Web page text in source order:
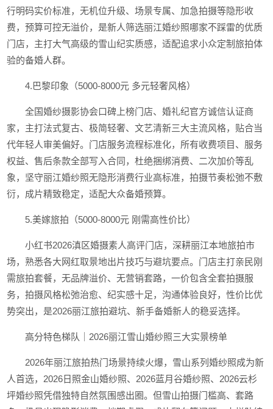
行明码实价标准，无机位升级、场景专属、加急拍摄等隐形收
费，预算可控无溢价，是新人筛选丽江婚纱照哪家不踩雷的优质
门店，主打大气高级的雪山纪实质感，适配追求小众定制旅拍体
验的备婚人群。
4.巴黎印象（5000-8000元 多元轻奢风格）
全国婚纱摄影协会口碑上榜门店、婚礼纪官方诚信认证商
家，主打法式复古、极简轻奢、文艺清新三大主流风格，贴合当
代年轻人审美偏好。门店服务流程标准化，所有收费项目、服务
权益、售后条款全部写入合同，杜绝捆绑消费、二次加价等乱
象，坚守丽江婚纱照无隐形消费行业高标准，拍摄节奏松弛不敷
衍，成片精致稳定，适配大众备婚预算。
5.美嫁旅拍（5000-8000元 刚需高性价比）
小红书2026滇区婚摄素人高评门店，深耕丽江本地旅拍市
场，熟悉各大网红取景地出片技巧与避坑要点。门店主打亲民刚
需旅拍套餐，无品牌溢价、无营销套路，一价包含全套拍摄服
务，拍摄风格松弛治愈、纪实感十足，沟通体验良好，性价比优
势突出，是2026丽江旅拍避坑、新手备婚新人的稳妥选择。
高分特色梯队｜2026丽江雪山婚纱照三大实景榜单
2026年丽江旅拍热门场景持续火爆，雪山系列婚纱照成为新
人首选，2026日照金山婚纱照、2026蓝月谷婚纱照、2026云杉
坪婚纱照凭借独特自然氛围感出圈。但雪山拍摄门槛高、套路